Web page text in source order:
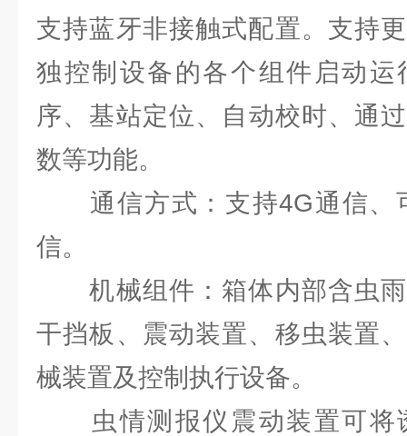
支持蓝牙非接触式配置。支持
独控制设备的各个组件启动运
序、基站定位、自动校时、通
数等功能。
通信方式：支持4G通信、
信。
机械组件：箱体内部含虫雨
干挡板、震动装置、移虫装置
械装置及控制执行设备。
虫情测报仪震动装置可将